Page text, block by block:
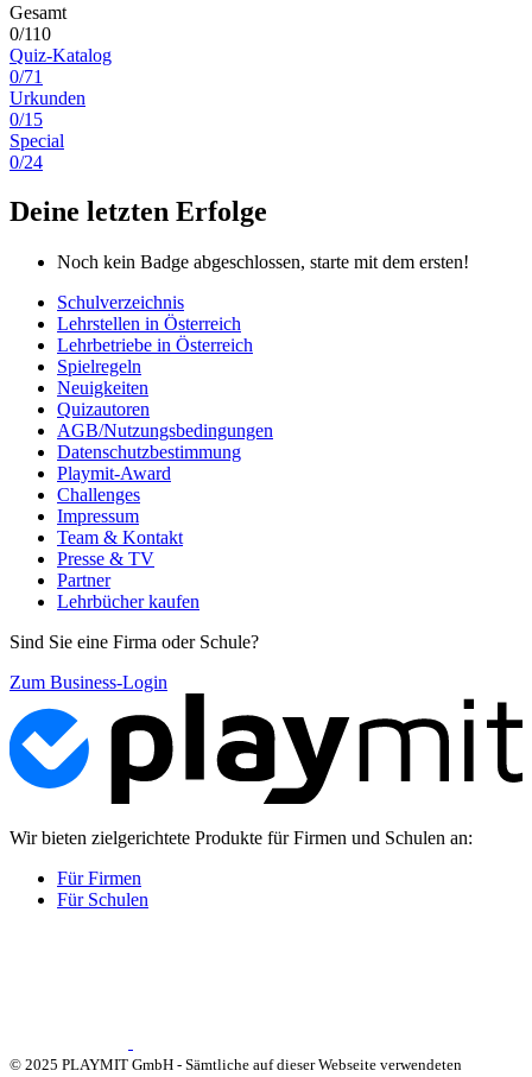
Gesamt
0/110
Quiz-Katalog
0/71
Urkunden
0/15
Special
0/24
Deine letzten Erfolge
Noch kein Badge abgeschlossen, starte mit dem ersten!
Schulverzeichnis
Lehrstellen in Österreich
Lehrbetriebe in Österreich
Spielregeln
Neuigkeiten
Quizautoren
AGB/Nutzungsbedingungen
Datenschutzbestimmung
Playmit-Award
Challenges
Impressum
Team & Kontakt
Presse & TV
Partner
Lehrbücher kaufen
Sind Sie eine Firma oder Schule?
Zum Business-Login
Wir bieten zielgerichtete Produkte für Firmen und Schulen an:
Für Firmen
Für Schulen
© 2025 PLAYMIT GmbH - Sämtliche auf dieser Webseite verwendeten